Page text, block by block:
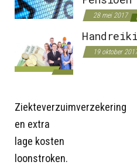
28 mei 2017
19 oktober
Ziekteverzuimverzekering
en extra
lage kosten
loonstroken.